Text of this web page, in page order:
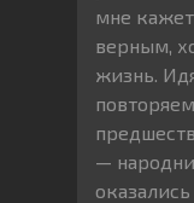
мне
верным,
жизнь.
—